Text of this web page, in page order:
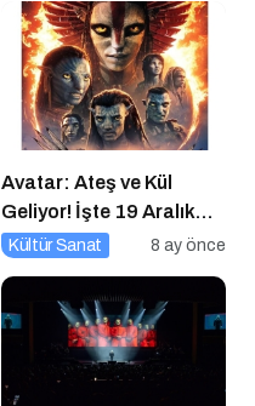
Avatar: Ateş ve Kül
Geliyor! İşte 19 Aralık
Vizyon Filmleri
Kültür Sanat 8 ay önce